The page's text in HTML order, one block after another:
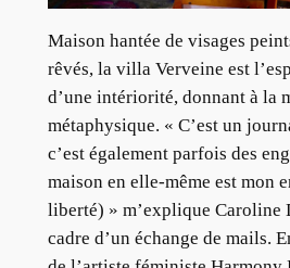
Maison hantée de visages
rêvés, la villa Verveine est
d’une intériorité, donnant à la
métaphysique. « C’est un
c’est également parfois des
maison en elle-même est mon
liberté) » m’explique Caroline
cadre d’un échange de mails.